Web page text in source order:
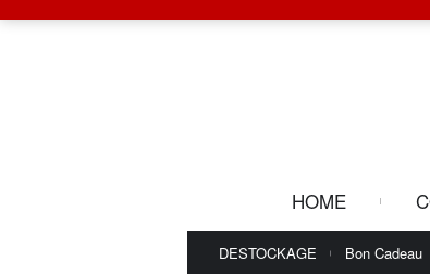
HOME
DESTOCKAGE Bon Cadeau